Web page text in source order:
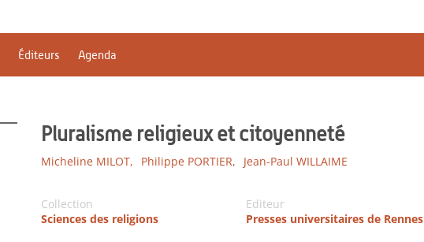
Éditeurs Agenda
Pluralisme religieux et citoyenneté
Micheline MILOT, Philippe PORTIER, Jean-Paul WILLAIME
Collection
Sciences des religions
Editeur
Presses universitaires de Rennes